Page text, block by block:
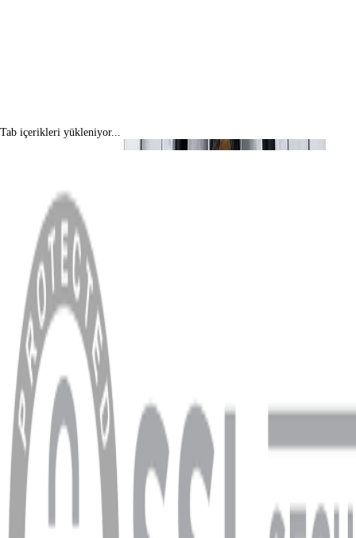
Tab içerikleri yükleniyor...
MENÜ
Anasayfa
Hakkımızda
Blog
MÜŞTERİ HİZMETLERİ
Hesabım
Sipariş Sorgulama
Banka Hesap Bilgileri
YARDIM VE DESTEK
Ödeme ve Teslimat Şartları
Garanti ve İade Şartları
info@dukkanhifi.com
0850 441 40 44